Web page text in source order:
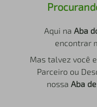
Aqui na Aba
encontrar
Mas talvez você
Parceiro ou
nossa Aba